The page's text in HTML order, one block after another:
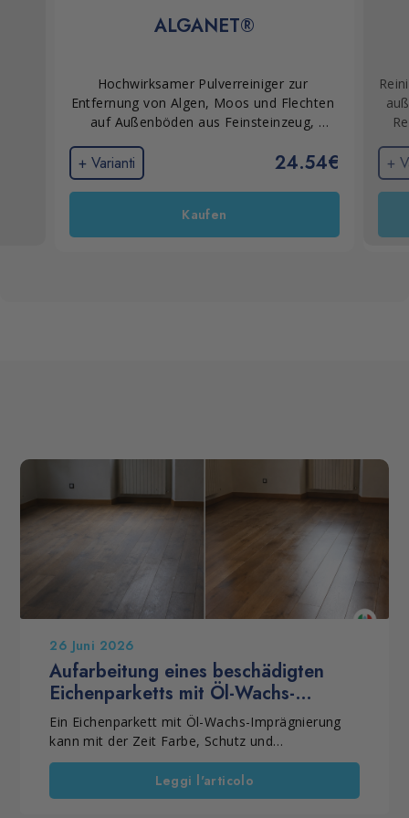
ALGANET®
Hochwirksamer Pulverreiniger zur
Entfernung von Algen, Moos und Flechten
auf Außenböden aus Feinsteinzeug,
für Naturstein- und Steinflächen im
Außenbereich, die Witterungseinflüssen
ausgesetzt sind.
+ Varianti 24.54€
Kaufen
+
26 Juni 2026
Aufarbeitung eines beschädigten
Eichenparketts mit Öl-Wachs-
Imprägnierung
Ein Eichenparkett mit Öl-Wachs-Imprägnierung
kann mit der Zeit Farbe, Schutz und
Gleichmäßigkeit verlieren. Häufig liegt das an
einer falschen Pflege oder an ungeeigneten
Produkten. Dennoch muss der Boden nicht
Leggi l'articolo